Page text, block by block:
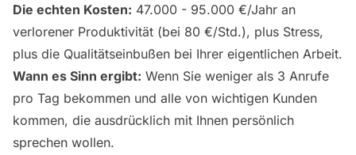
Die echten Kosten: 47.000 - 95.000 €/Jahr an
verlorener Produktivität (bei 80 €/Std.), plus Stress,
plus die Qualitätseinbußen bei Ihrer eigentlichen Arbeit.
Wann es Sinn ergibt: Wenn Sie weniger als 3 Anrufe
pro Tag bekommen und alle von wichtigen Kunden
kommen, die ausdrücklich mit Ihnen persönlich
sprechen wollen.